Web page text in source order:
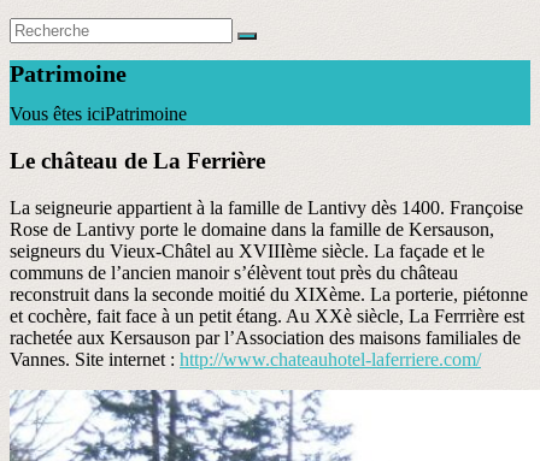
Patrimoine
Vous êtes iciPatrimoine
Le château de La Ferrière
La seigneurie appartient à la famille de Lantivy dès 1400. Françoise
Rose de Lantivy porte le domaine dans la famille de Kersauson,
seigneurs du Vieux-Châtel au XVIIIème siècle. La façade et le
communs de l’ancien manoir s’élèvent tout près du château
reconstruit dans la seconde moitié du XIXème. La porterie, piétonne
et cochère, fait face à un petit étang. Au XXè siècle, La Ferrrière est
rachetée aux Kersauson par l’Association des maisons familiales de
Vannes. Site internet : http://www.chateauhotel-laferriere.com/